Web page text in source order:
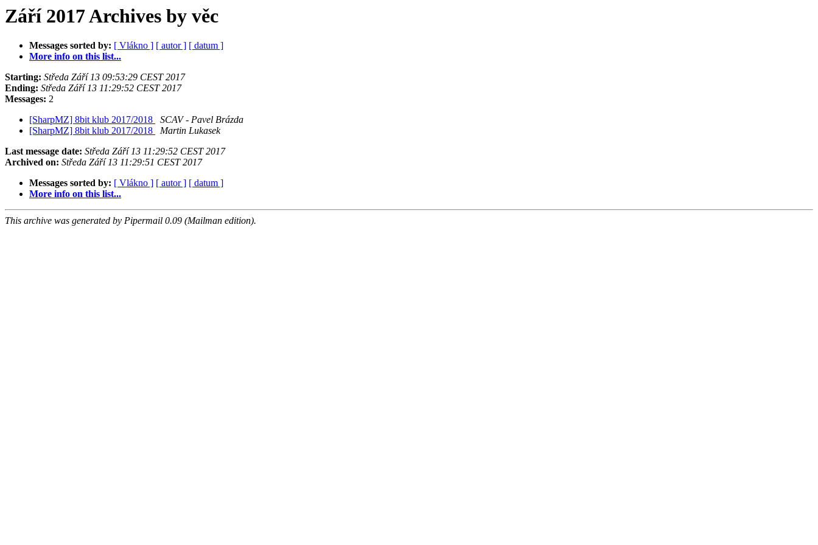
Září 2017 Archives by věc
Messages sorted by: [ Vlákno ] [ autor ] [ datum ]
More info on this list...
Starting: Středa Září 13 09:53:29 CEST 2017
Ending: Středa Září 13 11:29:52 CEST 2017
Messages: 2
[SharpMZ] 8bit klub 2017/2018
SCAV - Pavel Brázda
[SharpMZ] 8bit klub 2017/2018
Martin Lukasek
Last message date: Středa Září 13 11:29:52 CEST 2017
Archived on: Středa Září 13 11:29:51 CEST 2017
Messages sorted by: [ Vlákno ] [ autor ] [ datum ]
More info on this list...
This archive was generated by Pipermail 0.09 (Mailman edition).